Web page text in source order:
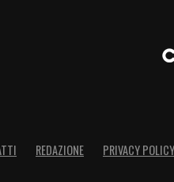
REDAZIONE PRIVACY